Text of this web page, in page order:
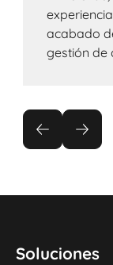
acabado
gestión de
Soluciones